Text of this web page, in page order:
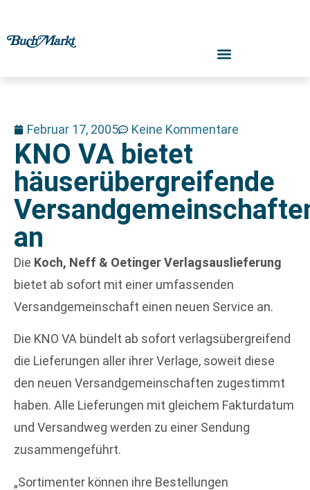
Februar 17, 2005 Keine Kommentare
KNO VA bietet
häuserübergreifende
an
Die Koch, Neff & Oetinger Verlagsauslieferung
bietet ab sofort mit einer umfassenden
Versandgemeinschaft einen neuen Service an.
Die KNO VA bündelt ab sofort verlagsübergreifend
die Lieferungen aller ihrer Verlage, soweit diese
den neuen Versandgemeinschaften zugestimmt
haben. Alle Lieferungen mit gleichem Fakturdatum
und Versandweg werden zu einer Sendung
zusammengeführt.
„Sortimenter können ihre Bestellungen